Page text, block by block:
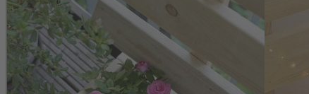
Zum Warenkorb hinzufügen
Zur Wunschliste hinzufügen
Sofort lieferbar
Rustikaler Holz-Tannenbaum mit Dekokasten für stimmungsvolle
Beschreibung